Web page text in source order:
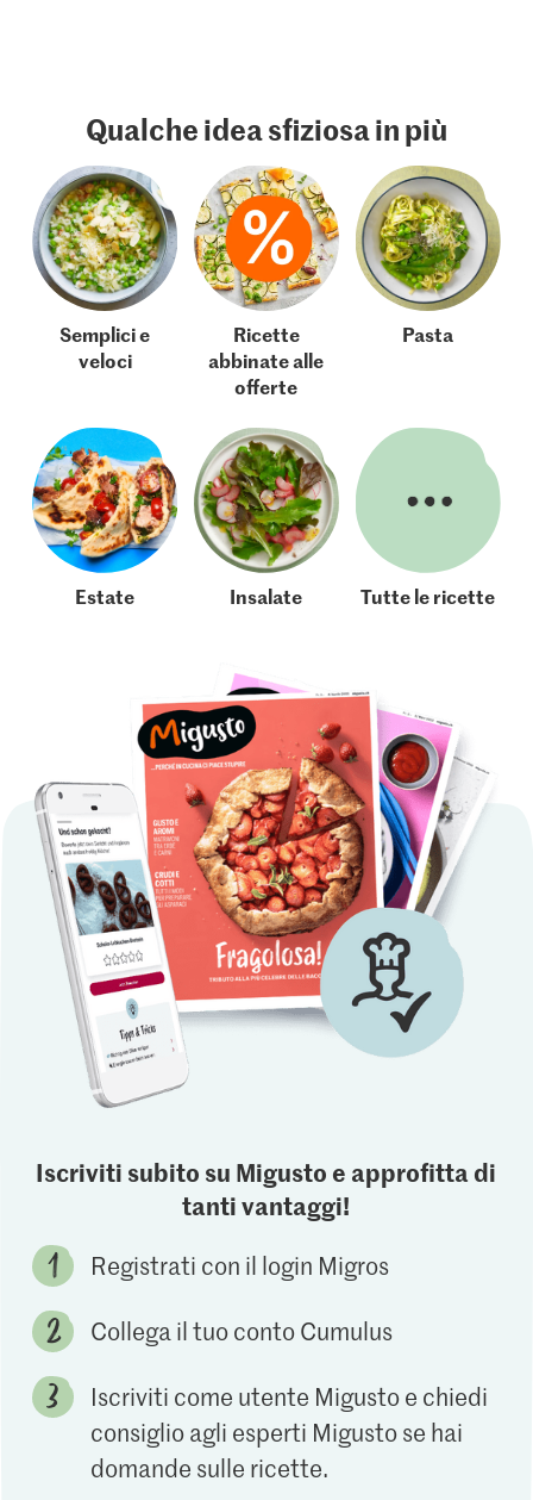
Qualche idea sfiziosa in più
Semplici e
veloci
Ricette
abbinate alle
offerte
Pasta
Estate Insalate Tutte le ricette
Iscriviti subito su Migusto e approfitta di
tanti vantaggi!
Registrati con il login Migros
Collega il tuo conto Cumulus
Iscriviti come utente Migusto e chiedi
consiglio agli esperti Migusto se hai
domande sulle ricette.